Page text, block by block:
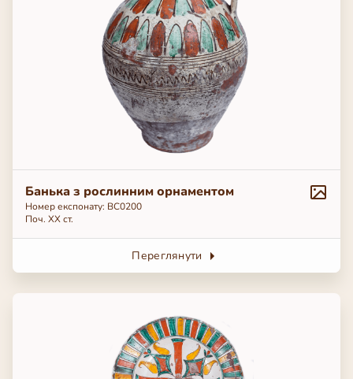
Банька з рослинним орнаментом
Номер експонату: ВС0200
Поч. ХХ ст.
Переглянути